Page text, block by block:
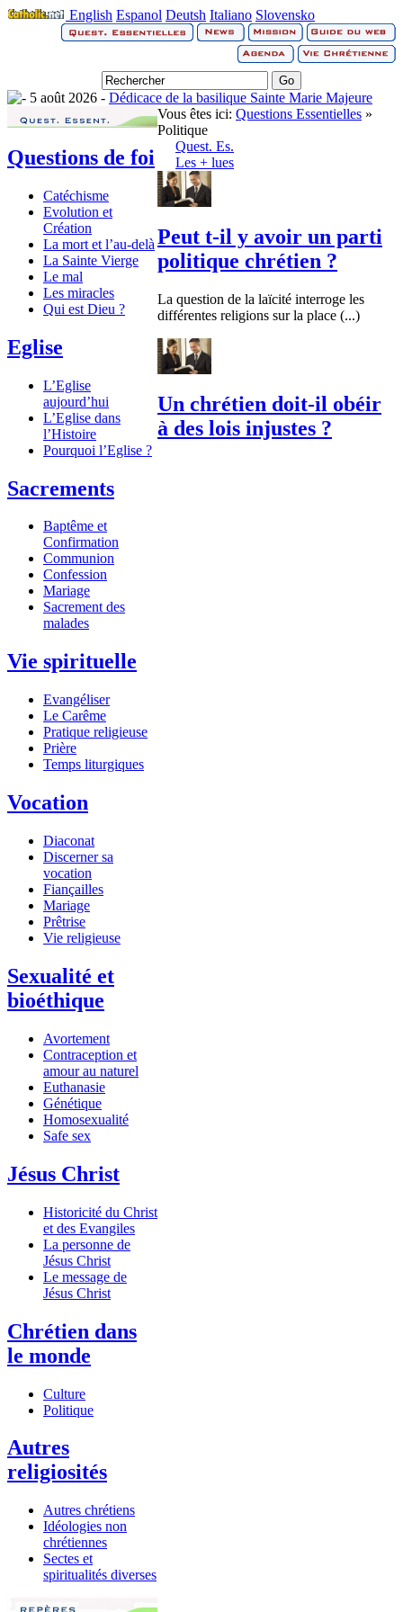
English Espanol Deutsh Italiano Slovensko
5 août 2026 - Dédicace de la basilique Sainte Marie Majeure
Questions de foi
Catéchisme
Evolution et
Création
La mort et l’au-delà
La Sainte Vierge
Le mal
Les miracles
Qui est Dieu ?
Eglise
L’Eglise
aujourd’hui
L’Eglise dans
l’Histoire
Pourquoi l’Eglise ?
Sacrements
Baptême et
Confirmation
Communion
Confession
Mariage
Sacrement des
malades
Vie spirituelle
Evangéliser
Le Carême
Pratique religieuse
Prière
Temps liturgiques
Vocation
Diaconat
Discerner sa
vocation
Fiançailles
Mariage
Prêtrise
Vie religieuse
Sexualité et
bioéthique
Avortement
Contraception et
amour au naturel
Euthanasie
Génétique
Homosexualité
Safe sex
Jésus Christ
Historicité du Christ
et des Evangiles
La personne de
Jésus Christ
Le message de
Jésus Christ
Chrétien dans
le monde
Culture
Politique
Autres
religiosités
Autres chrétiens
Idéologies non
chrétiennes
Sectes et
spiritualités diverses
Vous êtes ici: Questions Essentielles »
Politique
Quest. Es.
Les + lues
Peut t-il y avoir un parti
politique chrétien ?
La question de la laïcité interroge les
différentes religions sur la place (...)
Un chrétien doit-il obéir
à des lois injustes ?